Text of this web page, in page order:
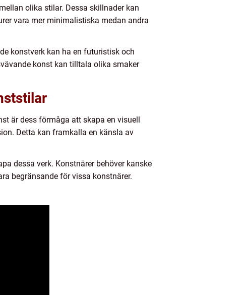
olika stilar. Dessa skillnader kan
vara mer minimalistiska medan andra
konstverk kan ha en futuristisk och
konst kan tilltala olika smaker
är dess förmåga att skapa en visuell
Detta kan framkalla en känsla av
dessa verk. Konstnärer behöver kanske
begränsande för vissa konstnärer.